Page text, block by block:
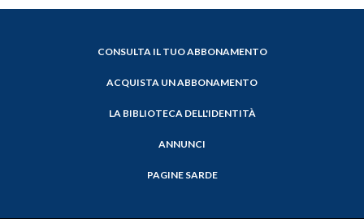
CONSULTA IL TUO ABBONAMENTO
ACQUISTA UN ABBONAMENTO
LA BIBLIOTECA DELL'IDENTITÀ
ANNUNCI
PAGINE SARDE